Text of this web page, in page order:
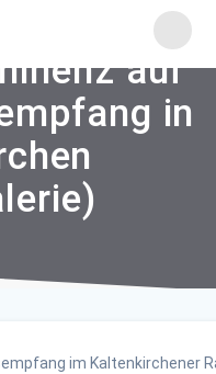
auf
in
im Kaltenkirchener